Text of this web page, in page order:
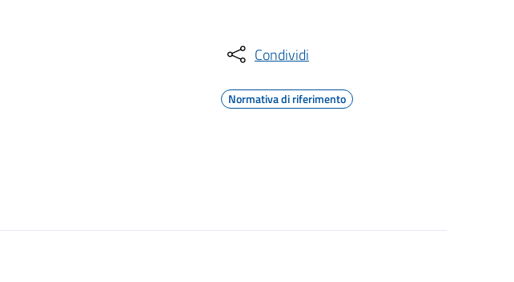
Condividi
Normativa di riferimento